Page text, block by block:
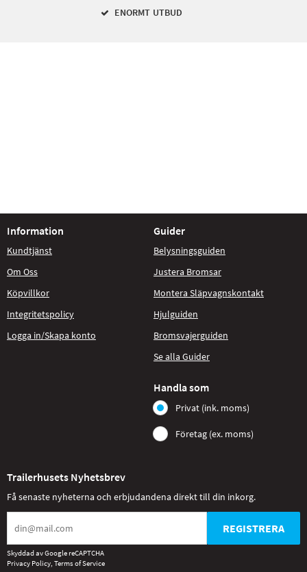
ENORMT UTBUD
Information
Kundtjänst
Om Oss
Köpvillkor
Integritetspolicy
Logga in/Skapa konto
Guider
Belysningsguiden
Justera Bromsar
Montera Släpvagnskontakt
Hjulguiden
Bromsvajerguiden
Se alla Guider
Handla som
Privat (ink. moms)
Företag (ex. moms)
Trailerhusets Nyhetsbrev
Få senaste nyheterna och erbjudandena direkt till din inkorg.
REGISTRERA
Skyddad av Google reCAPTCHA
Privacy Policy, Terms of Service